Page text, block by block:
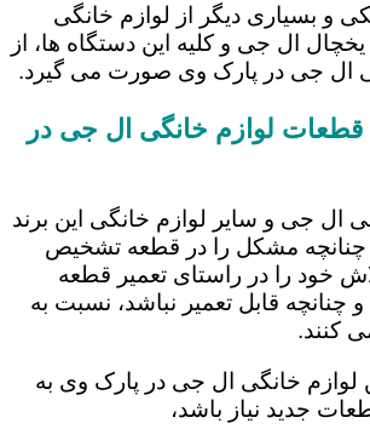
و بسیاری دیگر از لوازم خانگی
ال جی و کلیه این دستگاه ها، از
ال جی در پارک وی صورت می گیرد.
قطعات لوازم خانگی ال جی در
ال جی و سایر لوازم خانگی این برند
چنانچه مشکل را در قطعه تشخیص
خود را در راستای تعمیر قطعه
چنانچه قابل تعمیر نباشد، نسبت به
کنند.
لوازم خانگی ال جی در پارک وی به
جدید نیاز باشد،